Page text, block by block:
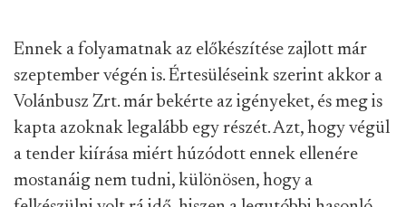
Ennek a folyamatnak az előkészítése zajlott már
szeptember végén is. Értesüléseink szerint akkor a
Volánbusz Zrt. már bekérte az igényeket, és meg is
kapta azoknak legalább egy részét. Azt, hogy végül
a tender kiírása miért húzódott ennek ellenére
mostanáig nem tudni, különösen, hogy a